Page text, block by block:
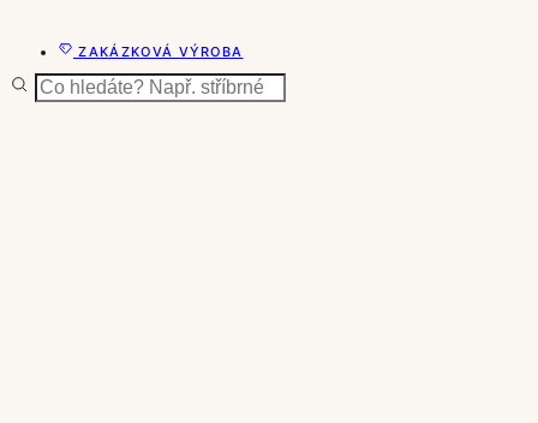
ZAKÁZKOVÁ VÝROBA